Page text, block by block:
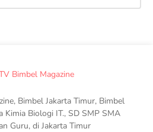
Bimbel Jakarta Timur, Bimbel
Kimia Biologi IT., SD SMP SMA
Guru, di Jakarta Timur